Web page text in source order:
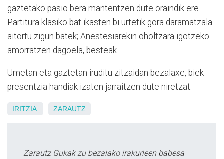
gaztetako pasio bera mantentzen dute oraindik ere.
Partitura klasiko bat ikasten bi urtetik gora daramatzala
aitortu zigun batek; Anestesiarekin oholtzara igotzeko
amorratzen dagoela, besteak.
Umetan eta gaztetan iruditu zitzaidan bezalaxe, biek
presentzia handiak izaten jarraitzen dute niretzat.
IRITZIA ZARAUTZ
Zarautz Gukak zu bezalako irakurleen babesa